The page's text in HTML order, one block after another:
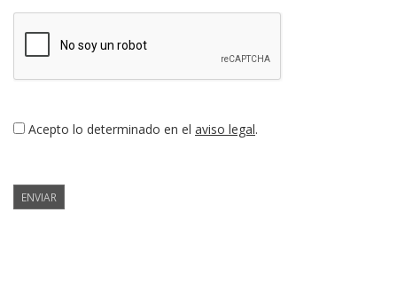
Acepto lo determinado en el aviso legal.
ENVIAR